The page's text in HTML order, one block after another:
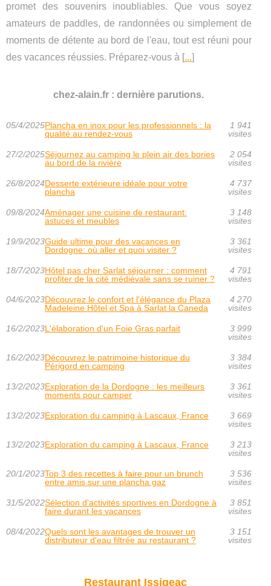
promet des souvenirs inoubliables. Que vous soyez
amateurs de paddles, de randonnées ou simplement de
moments de détente au bord de l'eau, tout est réuni pour
des vacances réussies. Préparez-vous à [...]
chez-alain.fr : dernière parutions.
05/4/2025Plancha en inox pour les professionnels : la
qualité au rendez-vous
1 941
visites
27/2/2025Séjournez au camping le plein air des bories
au bord de la rivière
2 054
visites
26/8/2024Desserte extérieure idéale pour votre
plancha
4 737
visites
09/8/2024Aménager une cuisine de restaurant:
astuces et meubles
3 148
visites
19/9/2023Guide ultime pour des vacances en
Dordogne: où aller et quoi visiter ?
3 361
visites
18/7/2023Hôtel pas cher Sarlat séjourner : comment
profiter de la cité médiévale sans se ruiner ?
4 791
visites
04/6/2023Découvrez le confort et l'élégance du Plaza
Madeleine Hôtel et Spa à Sarlat la Caneda
4 270
visites
16/2/2023L'élaboration d'un Foie Gras parfait
3 999
visites
16/2/2023Découvrez le patrimoine historique du
Périgord en camping
3 384
visites
13/2/2023Exploration de la Dordogne : les meilleurs
moments pour camper
3 361
visites
13/2/2023Exploration du camping à Lascaux, France
3 669
visites
13/2/2023Exploration du camping à Lascaux, France
3 213
visites
20/1/2023Top 3 des recettes à faire pour un brunch
entre amis sur une plancha gaz
3 536
visites
31/5/2022Sélection d'activités sportives en Dordogne à
faire durant les vacances
3 851
visites
08/4/2022Quels sont les avantages de trouver un
distributeur d'eau filtrée au restaurant ?
3 151
visites
Restaurant Issigeac